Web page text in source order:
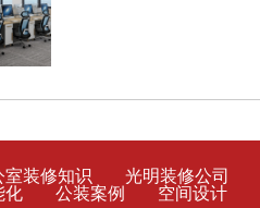
室装修知识 光明装修公司
化 公装案例 空间设计